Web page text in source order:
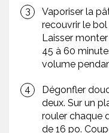
Vaporiser la
recouvrir le bol
Laisser
45 à 60
volume
Dégonfler
deux. Sur un
rouler chaque
de 16 po.